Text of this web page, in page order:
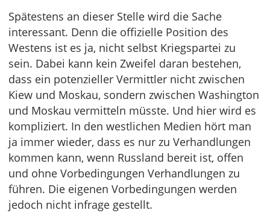
Spätestens an dieser Stelle wird die Sache
interessant. Denn die offizielle Position des
Westens ist es ja, nicht selbst Kriegspartei zu
sein. Dabei kann kein Zweifel daran bestehen,
dass ein potenzieller Vermittler nicht zwischen
Kiew und Moskau, sondern zwischen Washington
und Moskau vermitteln müsste. Und hier wird es
kompliziert. In den westlichen Medien hört man
ja immer wieder, dass es nur zu Verhandlungen
kommen kann, wenn Russland bereit ist, offen
und ohne Vorbedingungen Verhandlungen zu
führen. Die eigenen Vorbedingungen werden
jedoch nicht infrage gestellt.